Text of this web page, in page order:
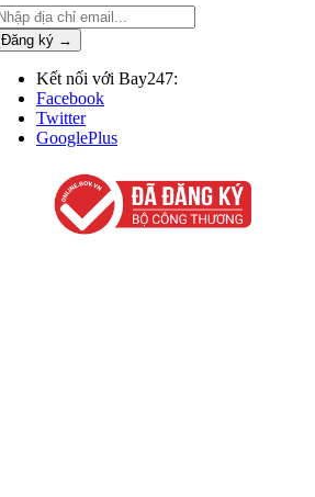
Đăng ký →
Kết nối với Bay247:
Facebook
Twitter
GooglePlus